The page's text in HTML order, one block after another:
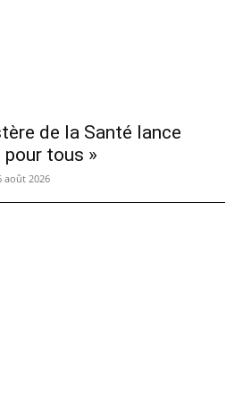
de la Santé lance
pour tous »
août 2026